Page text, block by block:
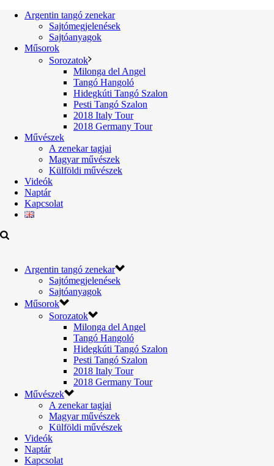
Argentin tangó zenekar
Sajtómegjelenések
Sajtóanyagok
Műsorok
Sorozatok
Milonga del Angel
Tangó Hangoló
Hidegkúti Tangó Szalon
Pesti Tangó Szalon
2018 Italy Tour
2018 Germany Tour
Művészek
A zenekar tagjai
Magyar művészek
Külföldi művészek
Videók
Naptár
Kapcsolat
Argentin tangó zenekar
Sajtómegjelenések
Sajtóanyagok
Műsorok
Sorozatok
Milonga del Angel
Tangó Hangoló
Hidegkúti Tangó Szalon
Pesti Tangó Szalon
2018 Italy Tour
2018 Germany Tour
Művészek
A zenekar tagjai
Magyar művészek
Külföldi művészek
Videók
Naptár
Kapcsolat